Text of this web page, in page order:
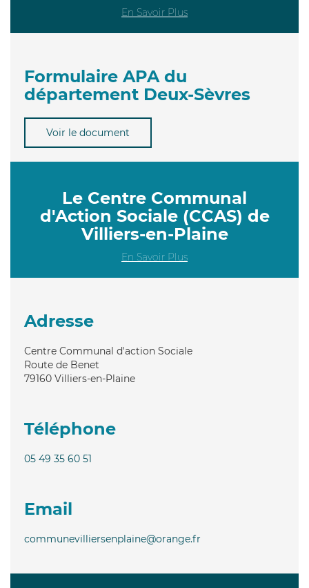
En Savoir Plus
Formulaire APA du
département Deux-Sèvres
Voir le document
Le Centre Communal
d'Action Sociale (CCAS) de
Villiers-en-Plaine
En Savoir Plus
Adresse
Centre Communal d'action Sociale
Route de Benet
79160 Villiers-en-Plaine
Téléphone
05 49 35 60 51
Email
communevilliersenplaine@orange.fr